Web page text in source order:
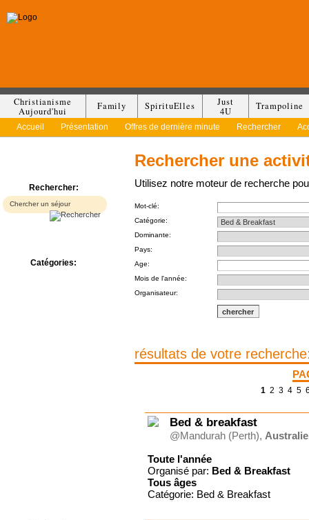
Christianisme
Aujourd'hui
Family SpirituElles
Just
4U
Trampoline
Accueil Présentation Offres de dernière minute Rechercher
Rechercher:
Catégories:
Rechercher une
Utilisez notre moteur de recherche
Mot-clé:
Catégorie:
Dominante:
Pays:
Age:
Mois de l'année:
Organisateur:
résultats de votre
1 2 3 4 5
Bed & breakfast
@Mandurah (Perth), Australie
Toute l'année
Organisé par: Bed & Breakfast
Tous âges
Catégorie: Bed & Breakfast